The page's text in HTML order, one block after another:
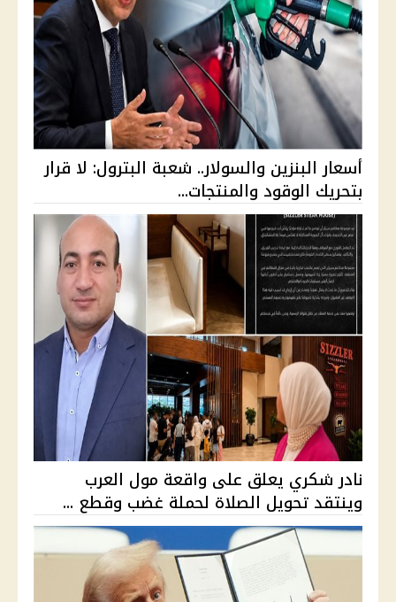
أسعار البنزين والسولار.. شعبة البترول: لا قرار
بتحريك الوقود والمنتجات...
نادر شكري يعلق على واقعة مول العرب
وينتقد تحويل الصلاة لحملة غضب وقطع ...